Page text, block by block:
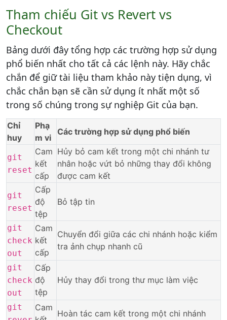
Tham chiếu Git vs Revert vs
Checkout
Bảng dưới đây tổng hợp các trường hợp sử dụng
phổ biến nhất cho tất cả các lệnh này. Hãy chắc
chắn để giữ tài liệu tham khảo này tiện dụng, vì
chắc chắn bạn sẽ cần sử dụng ít nhất một số
trong số chúng trong sự nghiệp Git của bạn.
Chỉ
huy
Phạ
m vi
Các trường hợp sử dụng phổ biến
git
reset
Cam
kết
cấp
Hủy bỏ cam kết trong một chi nhánh tư
nhân hoặc vứt bỏ những thay đổi không
được cam kết
git
reset
Cấp
độ
tệp
Bỏ tập tin
git
check
out
Cam
kết
cấp
Chuyển đổi giữa các chi nhánh hoặc kiểm
tra ảnh chụp nhanh cũ
git
check
out
Cấp
độ
tệp
Hủy thay đổi trong thư mục làm việc
git
Cam
Hoàn tác cam kết trong một chi nhánh